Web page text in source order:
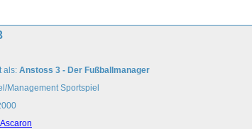
als: Anstoss 3 - Der Fußballmanager
Management Sportspiel
Ascaron